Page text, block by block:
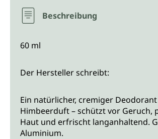
Beschreibung
60 ml
Der Hersteller schreibt:
Ein natürlicher, cremiger
Himbeerduft – schützt vor Geruch,
Haut und erfrischt langanhaltend.
Aluminium.